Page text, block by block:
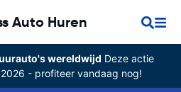
Auto Huren
wereldwijd Deze actie
- profiteer vandaag nog!